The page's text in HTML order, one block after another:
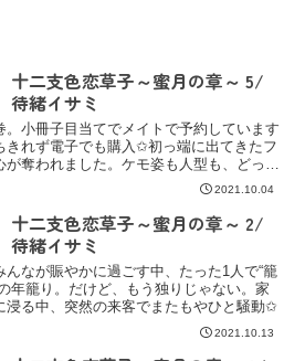
十二支色恋草子～蜜月の章～ 5/
待緒イサミ
小冊子目当てでメイトで予約しています
きれず電子でも購入✩初っ端に出てきたフ
奪われました。ケモ姿も人型も、どっち
2021.10.04
十二支色恋草子～蜜月の章～ 2/
待緒イサミ
んなが賑やかに過ごす中、たった1人で“籠
年籠り。だけど、もう独りじゃない。家
浸る中、突然の来客でまたもやひと騒動✩
2021.10.13